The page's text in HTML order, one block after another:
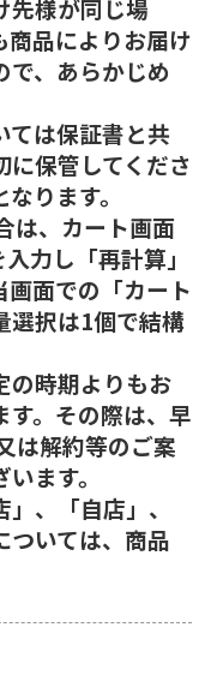
先様が同じ場
商品によりお届け
で、あらかじめ
は保証書と共
に保管してくださ
ります。
は、カート画面
力し「再計算」
面での「カート
選択は1個で結構
の時期よりもお
す。その際は、早
は解約等のご案
ます。
、「自店」、
ついては、商品